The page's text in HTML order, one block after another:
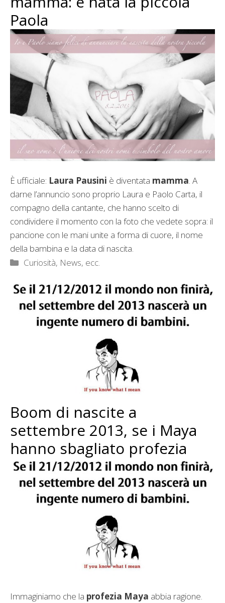
Paola
È ufficiale: Laura Pausini è diventata mamma. A
darne l’annuncio sono proprio Laura e Paolo Carta, il
compagno della cantante, che hanno scelto di
condividere il momento con la foto che vedete sopra: il
pancione con le mani unite a forma di cuore, il nome
della bambina e la data di nascita.
Categorie
Curiosità, News, ecc.
Boom di nascite a
settembre 2013, se i Maya
hanno sbagliato profezia
Immaginiamo che la profezia Maya abbia ragione.